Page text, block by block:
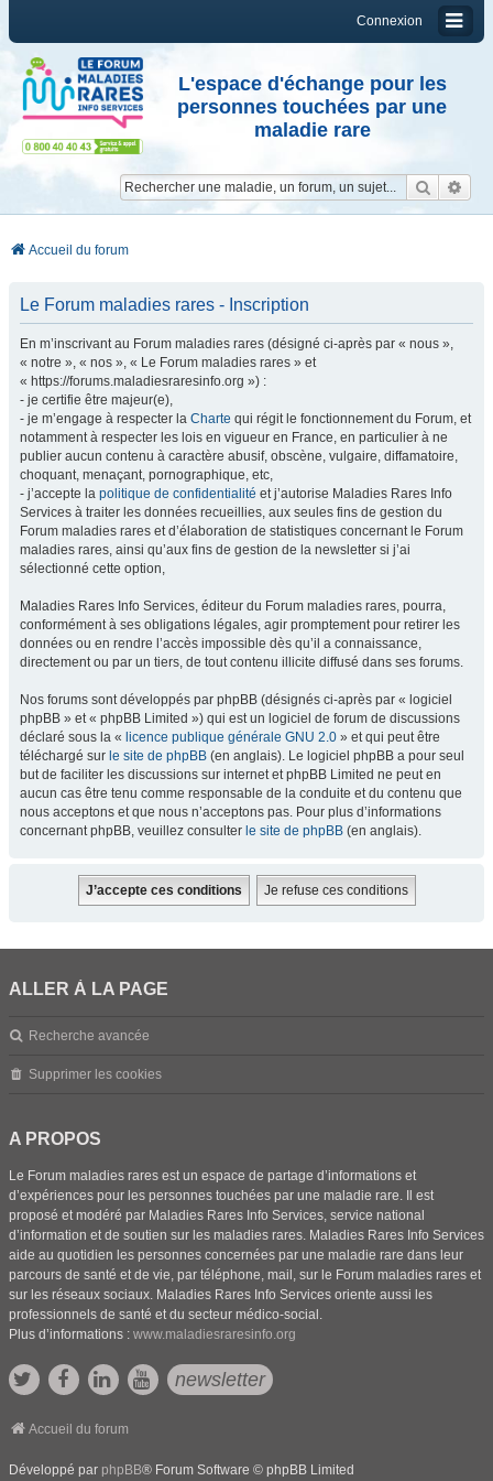
Connexion
L'espace d'échange pour les
personnes touchées par une
maladie rare
Accueil du forum
Le Forum maladies rares - Inscription
En m’inscrivant au Forum maladies rares (désigné ci-après par « nous »,
« notre », « nos », « Le Forum maladies rares » et
« https://forums.maladiesraresinfo.org ») :
- je certifie être majeur(e),
- je m’engage à respecter la Charte qui régit le fonctionnement du Forum, et
notamment à respecter les lois en vigueur en France, en particulier à ne
publier aucun contenu à caractère abusif, obscène, vulgaire, diffamatoire,
choquant, menaçant, pornographique, etc,
- j’accepte la politique de confidentialité et j’autorise Maladies Rares Info
Services à traiter les données recueillies, aux seules fins de gestion du
Forum maladies rares et d’élaboration de statistiques concernant le Forum
maladies rares, ainsi qu’aux fins de gestion de la newsletter si j’ai
sélectionné cette option,
Maladies Rares Info Services, éditeur du Forum maladies rares, pourra,
conformément à ses obligations légales, agir promptement pour retirer les
données ou en rendre l’accès impossible dès qu’il a connaissance,
directement ou par un tiers, de tout contenu illicite diffusé dans ses forums.
Nos forums sont développés par phpBB (désignés ci-après par « logiciel
phpBB » et « phpBB Limited ») qui est un logiciel de forum de discussions
déclaré sous la « licence publique générale GNU 2.0 » et qui peut être
téléchargé sur le site de phpBB (en anglais). Le logiciel phpBB a pour seul
but de faciliter les discussions sur internet et phpBB Limited ne peut en
aucun cas être tenu comme responsable de la conduite et du contenu que
nous acceptons et que nous n’acceptons pas. Pour plus d’informations
concernant phpBB, veuillez consulter le site de phpBB (en anglais).
ALLER À LA PAGE
Recherche avancée
Supprimer les cookies
A PROPOS
Le Forum maladies rares est un espace de partage d’informations et
d’expériences pour les personnes touchées par une maladie rare. Il est
proposé et modéré par Maladies Rares Info Services, service national
d’information et de soutien sur les maladies rares. Maladies Rares Info Services
aide au quotidien les personnes concernées par une maladie rare dans leur
parcours de santé et de vie, par téléphone, mail, sur le Forum maladies rares et
sur les réseaux sociaux. Maladies Rares Info Services oriente aussi les
professionnels de santé et du secteur médico-social.
Plus d’informations : www.maladiesraresinfo.org
newsletter
Accueil du forum
Développé par phpBB® Forum Software © phpBB Limited